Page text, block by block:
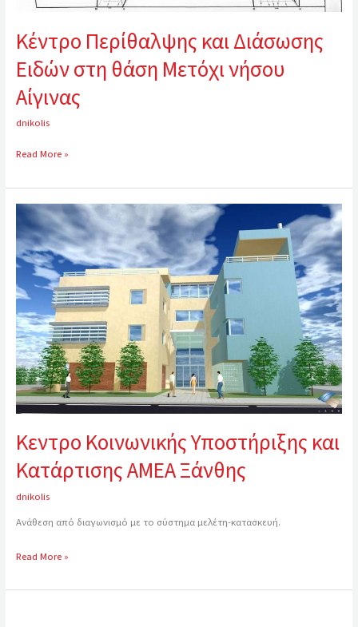
Κέντρο Περίθαλψης και Διάσωσης
Ειδών στη θάση Μετόχι νήσου
Αίγινας
dnikolis
Read More »
Κεντρο Κοινωνικής Υποστήριξης και
Κατάρτισης ΑΜΕΑ Ξάνθης
dnikolis
Ανάθεση από διαγωνισμό με το σύστημα μελέτη-κατασκευή.
Κεντρο
Κοινωνικής
Υποστήριξης
και
Κατάρτισης
ΑΜΕΑ
Ξάνθης
Read More »